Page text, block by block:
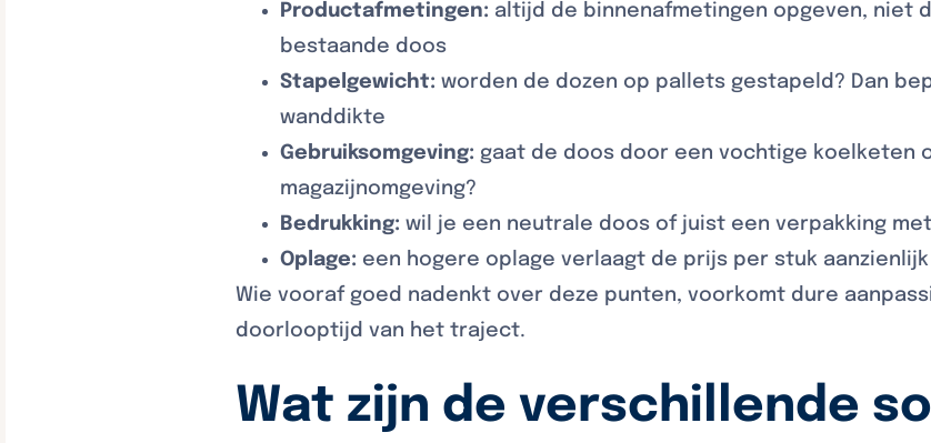
Productafmetingen: altijd de binnenafmetingen opgeven, niet
bestaande doos
Stapelgewicht: worden de dozen op pallets gestapeld? Dan
wanddikte
Gebruiksomgeving: gaat de doos door een vochtige koelketen
magazijnomgeving?
Bedrukking: wil je een neutrale doos of juist een verpakking
Oplage: een hogere oplage verlaagt de prijs per stuk aanzienlijk
Wie vooraf goed nadenkt over deze punten, voorkomt dure
doorlooptijd van het traject.
Wat zijn de verschillende